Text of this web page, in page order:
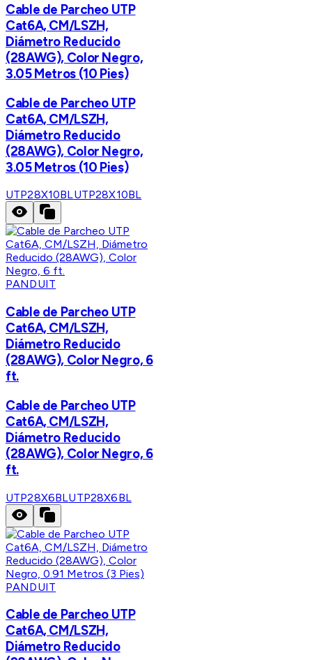
Cable de Parcheo UTP
Cat6A, CM/LSZH,
Diámetro Reducido
(28AWG), Color Negro,
3.05 Metros (10 Pies)
Cable de Parcheo UTP
Cat6A, CM/LSZH,
Diámetro Reducido
(28AWG), Color Negro,
3.05 Metros (10 Pies)
UTP28X10BLUTP28X10BL
PANDUIT
Cable de Parcheo UTP
Cat6A, CM/LSZH,
Diámetro Reducido
(28AWG), Color Negro, 6
ft.
Cable de Parcheo UTP
Cat6A, CM/LSZH,
Diámetro Reducido
(28AWG), Color Negro, 6
ft.
UTP28X6BLUTP28X6BL
PANDUIT
Cable de Parcheo UTP
Cat6A, CM/LSZH,
Diámetro Reducido